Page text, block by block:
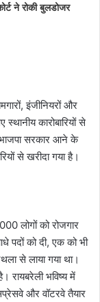
ने रोकी बुलडोजर
इंजीनियरों और
कारोबारियों से
सरकार आने के
से खरीदा गया है।
लोगों को रोजगार
पदों को दी, एक को भी
से लाया गया था।
रायबरेली भविष्य में
और वॉटरवे तैयार